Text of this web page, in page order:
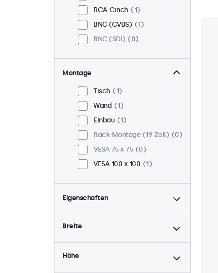
RCA-Cinch
1
BNC (CVBS)
1
BNC (SDI)
0
Montage
Tisch
1
Wand
1
Einbau
1
Rack-Montage (19 Zoll)
0
VESA 75 x 75
0
VESA 100 x 100
1
Eigenschaften
4:3 / 5:4
0
Dimmbar
1
24/7-Einsatz
1
Breite
Höhe